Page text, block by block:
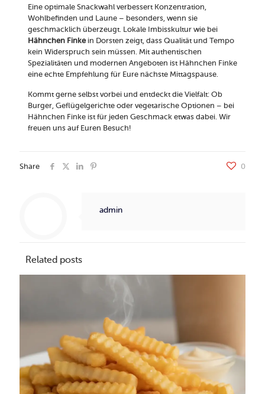
Eine optimale Snackwahl verbessert Konzentration,
Wohlbefinden und Laune – besonders, wenn sie
geschmacklich überzeugt. Lokale Imbisskultur wie bei
Hähnchen Finkein Dorsten zeigt, dass Qualität und Tempo
kein Widerspruch sein müssen. Mit authentischen
Spezialitäten und modernen Angeboten ist Hähnchen Finke
eine echte Empfehlung für Eure nächste Mittagspause.
Kommt gerne selbst vorbei und entdeckt die Vielfalt: Ob
Burger, Geflügelgerichte oder vegetarische Optionen – bei
Hähnchen Finke ist für jeden Geschmack etwas dabei. Wir
freuen uns auf Euren Besuch!
Share 0
admin
Related posts